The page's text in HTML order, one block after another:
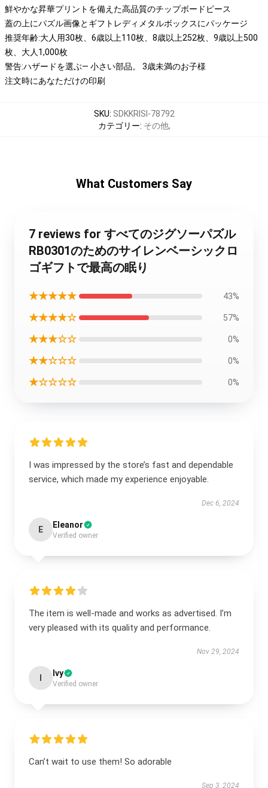
鮮やかな昇華プリントを備えた高品質のチップボードピース
蓋の上にパズル画像とギフトレディメタルボックスにパッケージ
推奨年齢:大人用30枚、6歳以上110枚、8歳以上252枚、9歳以上500
枚、大人1,000枚
警告:ハザードを選ぶ— 小さい部品。 3歳未満のお子様
注文時にあなただけの印刷
SKU: SDKKRISI-78792
カテゴリー: その他,
What Customers Say
7 reviews for すべてのジグソーパズル
RB0301のためのサイレンベーシックロ
ゴギフトで最高の眠り
★★★★★ 43%
★★★★☆ 57%
★★★☆☆ 0%
★★☆☆☆ 0%
★☆☆☆☆ 0%
I was impressed by the store’s fast and dependable
service, which made my experience enjoyable.
Dec 6, 2024
E Eleanor
Verified owner
The item is well-made and works as advertised. I’m
very pleased with its quality and performance.
Nov 29, 2024
Ivy
Verified owner
Can’t wait to use them! So adorable
Sep 3, 2024